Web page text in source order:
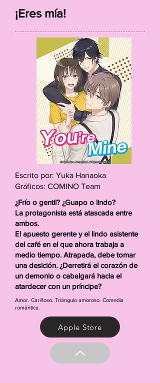
¡Eres mía!
Escrito por: Yuka Hanaoka
Gráficos: COMINO Team
¿Frío o gentil? ¿Guapo o lindo?
La protagonista está atascada entre
ambos.
El apuesto gerente y el lindo asistente
del café en el que ahora trabaja a
medio tiempo. Atrapada, debe tomar
una desición. ¿Derretirá el corazón de
un demonio o cabalgará hacia el
atardecer con un príncipe?
Amor. Cariñoso. Triángulo amoroso. Comedia
romántica.
Apple Store